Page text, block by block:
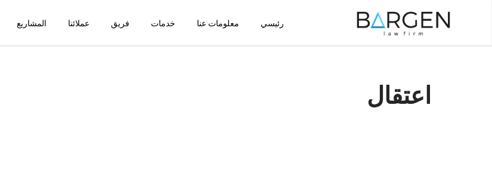
رئيسي معلومات عنا خدمات فريق عملائنا المشاريع
اعتقال